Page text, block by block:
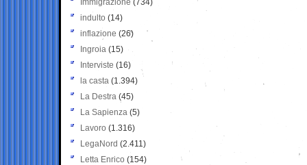
Immigrazione (734)
indulto (14)
inflazione (26)
Ingroia (15)
Interviste (16)
la casta (1.394)
La Destra (45)
La Sapienza (5)
Lavoro (1.316)
LegaNord (2.411)
Letta Enrico (154)